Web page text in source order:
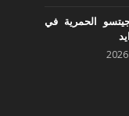
الحمرية في